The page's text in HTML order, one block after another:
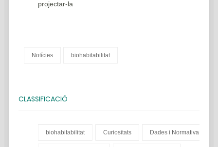
projectar-la
Notícies biohabitabilitat
CLASSIFICACIÓ
biohabitabilitat Curiositats Dades i Normativa